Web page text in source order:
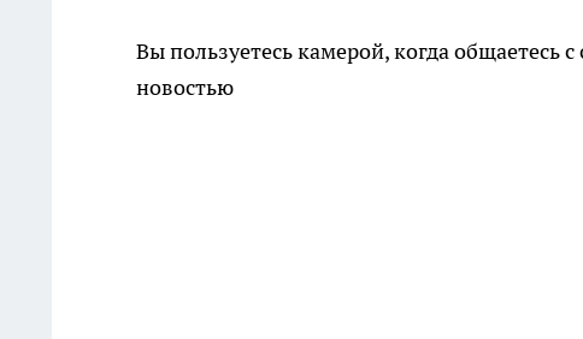
Вы пользуетесь камерой, когда
новостью